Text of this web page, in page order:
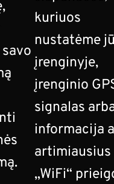
kuriuos
nustatėme
įrenginyje,
įrenginio
signalas
informacija
artimiausius
„WiFi“